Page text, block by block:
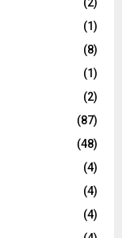
(2)
(1)
(8)
(1)
(2)
(87)
(48)
(4)
(4)
(4)